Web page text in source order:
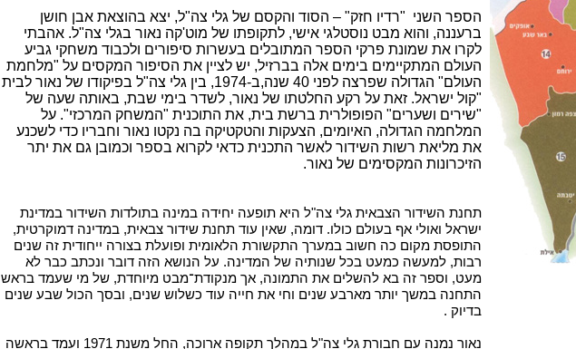
הספר השני "רדיו חזק" – הסוד והקסם של גלי צה"ל, יצא בהוצאת אבן חושן
ברעננה, והוא מבט נוסטלגי אישי, לתקופתו של מוט'קה נאור בגלי צה"ל. אהבתי
לקרו את שמונת פרקי הספר המתובלים בעשרות סיפורים ולכבוד משחקי גביע
העולם המתקיימים בימים אלה בברזיל, יש לציין את הסיפור המקסים על "מלחמת
העולם" הגדולה שפרצה לפני 40 שנה,ב-1974, בין גלי צה"ל בפיקודו של נאור לבית
"קול ישראל. זאת על רקע החלטתו של נאור, לשדר בימי שבת, באותה שעה של
"שירים ושערים" הפופולרית ברשת בית, את התוכנית "המשחק המרכזי". על
המלחמה הגדולה, האיומים, הצעקות והטקטיקה בה נקטו נאור וחבריו כדי לשכנע
את מליאת רשות השידור לאשר התכנית כדאי לקרוא בספר וכמובן גם את יתר
הזיכרונות המקסימים של נאור.
תחנת השידור הצבאית גלי צה"ל היא תופעה יחידה במינה בתולדות השידור במדינת
ישראל ואולי אף בעולם כולו. דומה, שאין עוד תחנת שידור צבאית, במדינה דמוקרטית,
התופסת מקום כה חשוב במערך התקשורת הלאומית ופועלת בצורה ייחודית זה שנים
רבות, למעשה כמעט בכל שנותיה של המדינה. על הנושא הזה דובר ונכתב כבר לא
מעט, וספר זה בא להשלים את התמונה, אך מנקודת־מבט מיוחדת, של מי שעמד בראש
התחנה במשך יותר מארבע שנים וחי את חייה עוד כשלוש שנים, ובסך הכול שבע שנים
בדיוק .
נאור נמנה עם חבורת גלי צה"ל במהלך תקופה ארוכה, החל משנת 1971 ועמד בראשה